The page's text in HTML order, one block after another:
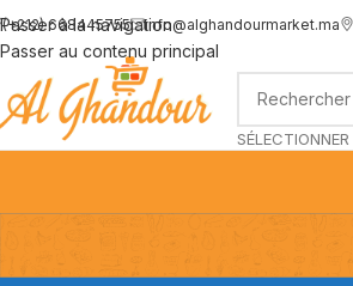
Passer à la navigation
Passer au contenu principal
(+212) 668445755 info@alghandourmarket.ma